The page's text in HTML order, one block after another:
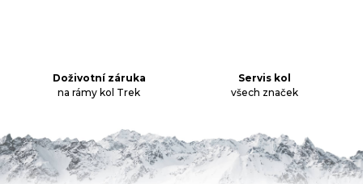
p
i
Doživotní záruka
na rámy kol Trek
Servis kol
všech značek